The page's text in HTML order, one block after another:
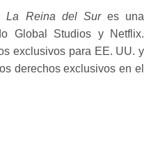
La Reina del Sures una
Global Studios y Netflix.
exclusivos para EE. UU. y
derechos exclusivos en el